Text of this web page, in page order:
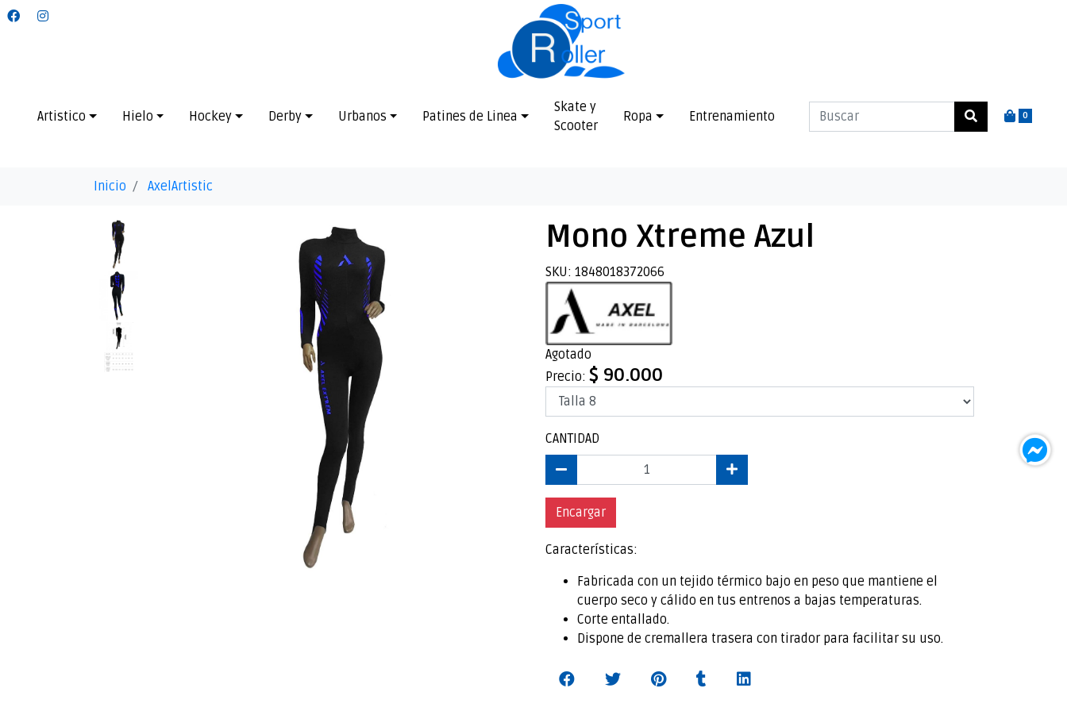
0
Artistico Hielo Hockey Derby Urbanos Patines de Linea
Skate y
Scooter
Ropa Entrenamiento
Inicio AxelArtistic
Mono Xtreme Azul
SKU: 1848018372066
Agotado
Precio: $ 90.000
CANTIDAD
Encargar
Características:
Fabricada con un tejido térmico bajo en peso que mantiene el
cuerpo seco y cálido en tus entrenos a bajas temperaturas.
Corte entallado.
Dispone de cremallera trasera con tirador para facilitar su uso.